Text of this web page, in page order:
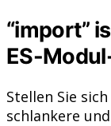
“import”
ES-
Stellen Sie
schlankere